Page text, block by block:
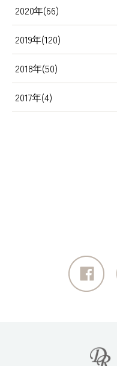
2020年(66)
2019年(120)
2018年(50)
2017年(4)